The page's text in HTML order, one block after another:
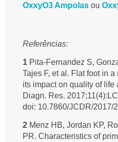
OxxyO3 Ampolas ou
Referências:
1 Pita-Fernandez S,
Tajes F, et al. Flat foot in
its impact on quality of life
Diagn. Res.
doi: 10.7860/JCDR/2017/
2 Menz HB, Jordan KP,
PR. Characteristics of